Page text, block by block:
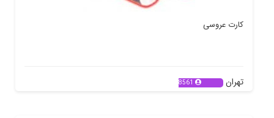
کارت عروسی
تهران 8561